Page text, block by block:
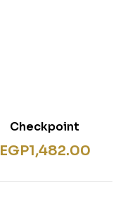
Checkpoint
EGP1,482.00